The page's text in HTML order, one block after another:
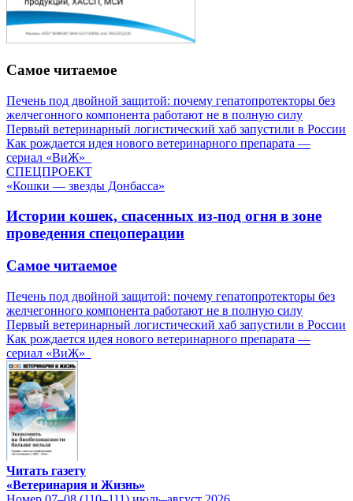
Самое читаемое
Печень под двойной защитой: почему гепатопротекторы без
желчегонного компонента работают не в полную силу
Первый ветеринарный логистический хаб запустили в России
Как рождается идея нового ветеринарного препарата —
сериал «ВиЖ»
СПЕЦПРОЕКТ
«Кошки — звезды Донбасса»
Истории кошек, спасенных из-под огня в зоне
проведения спецоперации
Самое читаемое
Печень под двойной защитой: почему гепатопротекторы без
желчегонного компонента работают не в полную силу
Первый ветеринарный логистический хаб запустили в России
Как рождается идея нового ветеринарного препарата —
сериал «ВиЖ»
Читать газету
«Ветеринария и Жизнь»